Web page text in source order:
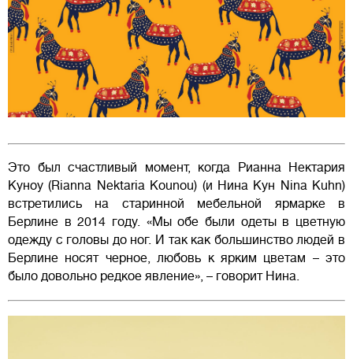
Это был счастливый момент, когда Рианна Нектария
Куноу (Rianna Nektaria Kounou) (и Нина Кун Nina Kuhn)
встретились на старинной мебельной ярмарке в
Берлине в 2014 году. «Мы обе были одеты в цветную
одежду с головы до ног. И так как большинство людей в
Берлине носят черное, любовь к ярким цветам – это
было довольно редкое явление», – говорит Нина.